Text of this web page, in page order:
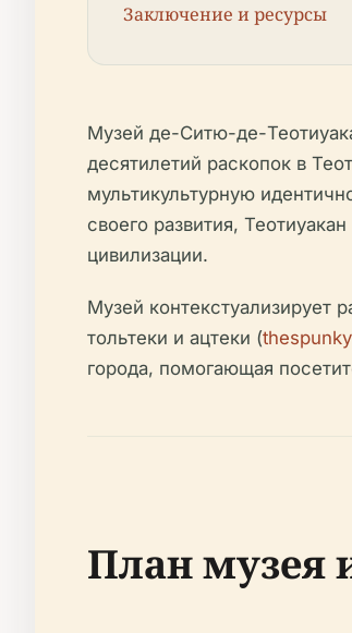
Заключение и ресурсы
Музей де-Ситю-де-
десятилетий раскопок в
мультикультурную
своего развития,
цивилизации.
Музей контекстуализирует
тольтеки и ацтеки (
города, помогающая
План музея